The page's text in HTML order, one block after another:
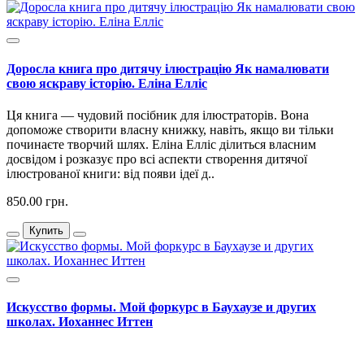
Доросла книга про дитячу ілюстрацію Як намалювати
свою яскраву історію. Еліна Елліс
Ця книга — чудовий посібник для ілюстраторів. Вона
допоможе створити власну книжку, навіть, якщо ви тільки
починаєте творчий шлях. Еліна Елліс ділиться власним
досвідом і розказує про всі аспекти створення дитячої
ілюстрованої книги: від появи ідеї д..
850.00 грн.
Купить
Искусство формы. Мой форкурс в Баухаузе и других
школах. Иоханнес Иттен